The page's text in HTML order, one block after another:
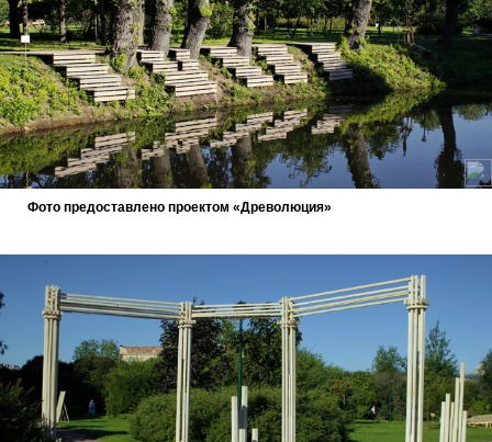
Фото предоставлено проектом «Древолюция»